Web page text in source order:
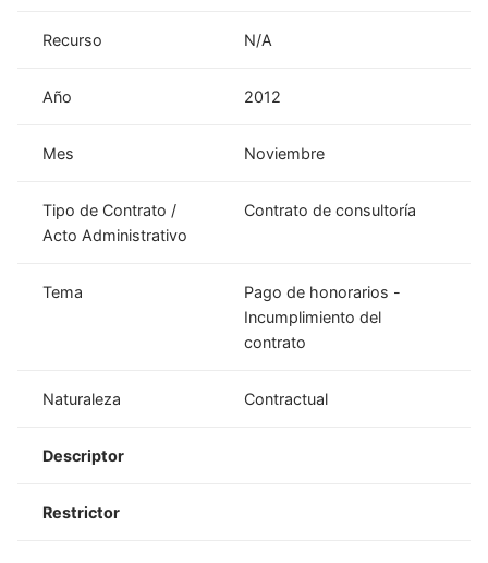
Recurso N/A
Año 2012
Mes Noviembre
Tipo de Contrato /
Acto Administrativo
Contrato de consultoría
Tema
Pago de honorarios -
Incumplimiento del
contrato
Naturaleza Contractual
Descriptor
Restrictor